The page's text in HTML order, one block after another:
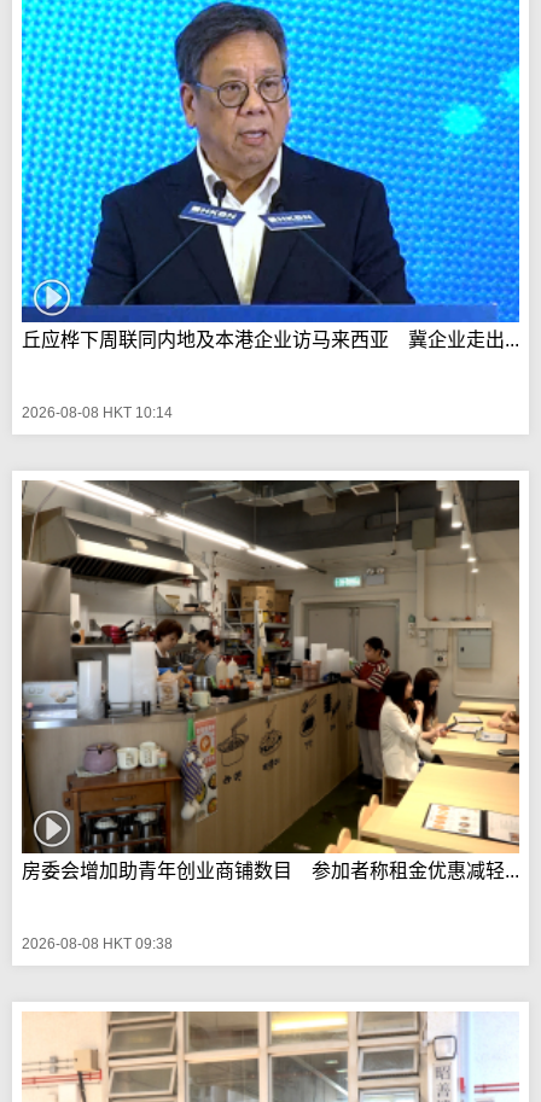
丘应桦下周联同内地及本港企业访马来西亚 冀企业走出...
2026-08-08 HKT 10:14
房委会增加助青年创业商铺数目 参加者称租金优惠减轻...
2026-08-08 HKT 09:38